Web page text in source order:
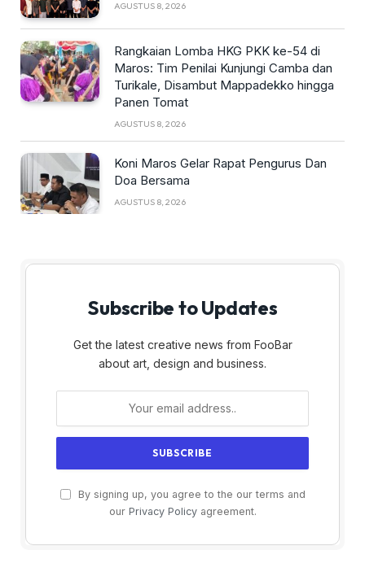
AGUSTUS 8, 2026
Rangkaian Lomba HKG PKK ke-54 di
Maros: Tim Penilai Kunjungi Camba dan
Turikale, Disambut Mappadekko hingga
Panen Tomat
AGUSTUS 8, 2026
Koni Maros Gelar Rapat Pengurus Dan
Doa Bersama
AGUSTUS 8, 2026
Subscribe to Updates
Get the latest creative news from FooBar
about art, design and business.
By signing up, you agree to the our terms and
our Privacy Policyagreement.